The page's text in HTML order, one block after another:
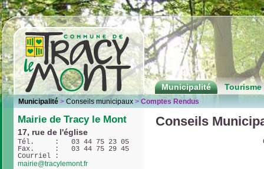
Municipalité
Municipalité > Conseils municipaux > Comptes Rendus
Mairie de Tracy le Mont
17, rue de l'église
Tél.     :   03 44 75 23 05
Fax.     :   03 44 75 29 45
Courriel :
mairie@tracylemont.fr
Conseils